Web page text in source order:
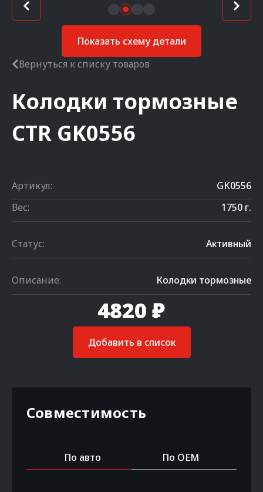
Показать схему детали
Вернуться к списку товаров
Колодки тормозные
CTR GK0556
Артикул:
GK0556
Вес:
1750 г.
Статус: Активный
Описание: Колодки тормозные
4820 ₽
Добавить в список
Совместимость
По авто По OEM